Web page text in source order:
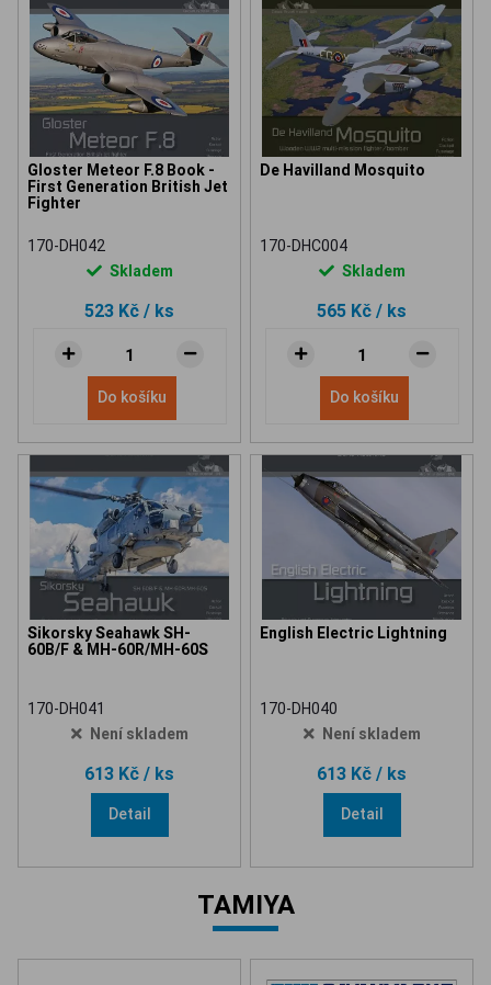
Gloster Meteor F.8 Book -
First Generation British Jet
Fighter
170-DH042
Skladem
523 Kč / ks
Do košíku
De Havilland Mosquito
170-DHC004
Skladem
565 Kč / ks
Do košíku
Sikorsky Seahawk SH-
60B/F & MH-60R/MH-60S
170-DH041
Není skladem
613 Kč / ks
Detail
English Electric Lightning
170-DH040
Není skladem
613 Kč / ks
Detail
TAMIYA